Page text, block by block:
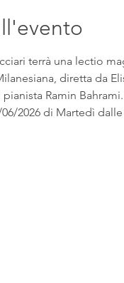
terrà una lectio
diretta da
Ramin
2026 di Martedì dalle